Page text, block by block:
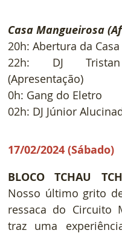
Casa Mangueirosa
20h: Abertura da Casa
22h: DJ
(Apresentação)
0h: Gang do Eletro
02h: DJ Júnior
17/02/2024 (Sábado)
BLOCO TCHAU
Nosso último grito
ressaca do Circuito
traz uma